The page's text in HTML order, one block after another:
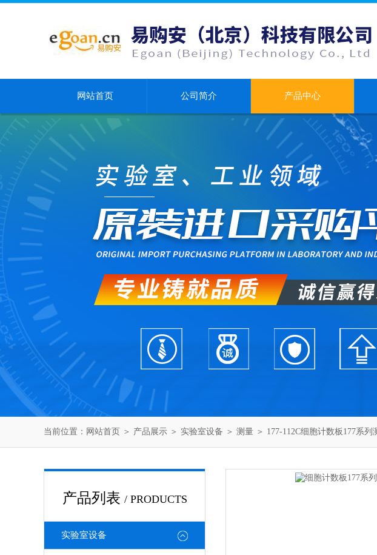
网站首页 公司简介 产品中心
当前位置： 网站首页 ＞ 产品展示 ＞ 实验室设备 ＞ 测量 ＞ 177-112C细胞计数板177系列
产品列表 / PRODUCTS
实验室设备